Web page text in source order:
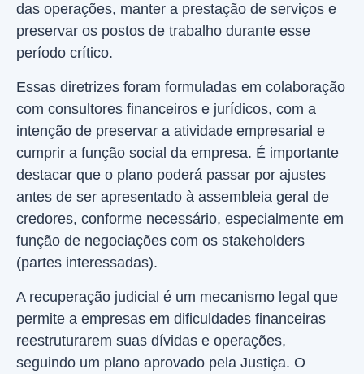
das operações, manter a prestação de serviços e
preservar os postos de trabalho durante esse
período crítico.
Essas diretrizes foram formuladas em colaboração
com consultores financeiros e jurídicos, com a
intenção de preservar a atividade empresarial e
cumprir a função social da empresa. É importante
destacar que o plano poderá passar por ajustes
antes de ser apresentado à assembleia geral de
credores, conforme necessário, especialmente em
função de negociações com os stakeholders
(partes interessadas).
A recuperação judicial é um mecanismo legal que
permite a empresas em dificuldades financeiras
reestruturarem suas dívidas e operações,
seguindo um plano aprovado pela Justiça. O